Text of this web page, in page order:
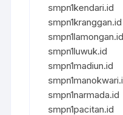
smpn1kendari.id
smpn1kranggan.id
smpn1lamongan.id
smpn1luwuk.id
smpn1madiun.id
smpn1narmada.id
smpn1pacitan.id